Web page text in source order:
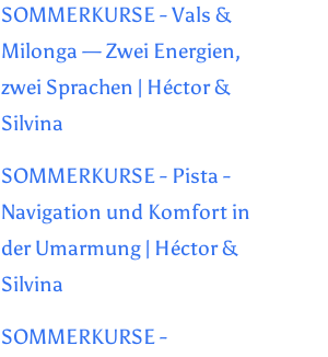
SOMMERKURSE - Vals &
Milonga — Zwei Energien,
zwei Sprachen | Héctor &
Silvina
SOMMERKURSE - Pista -
Navigation und Komfort in
der Umarmung | Héctor &
Silvina
SOMMERKURSE -